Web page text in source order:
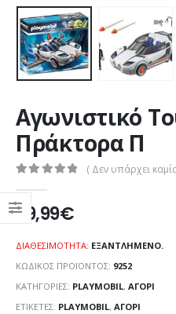
Αγωνιστικό
Πράκτορα Π
( Δεν υπάρχει
29,99€
ΔΙΑΘΕΣΙΜΌΤΗΤΑ: ΕΞΑΝΤΛΗΜΈΝΟ.
ΚΩΔΙΚΌΣ ΠΡΟΪΌΝΤΟΣ: 9252
ΚΑΤΗΓΟΡΊΕΣ: PLAYMOBIL, ΑΓΌΡΙ
ΕΤΙΚΈΤΕΣ: PLAYMOBIL, ΑΓΌΡΙ